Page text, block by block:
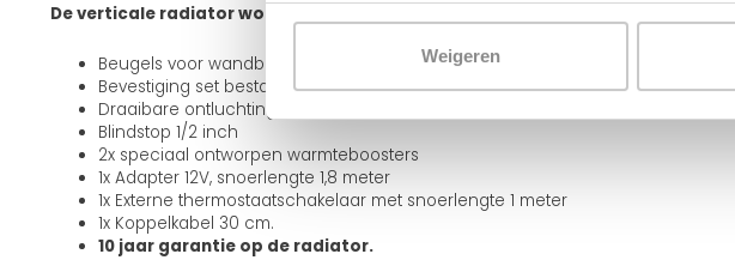
Weigeren
De verticale radiator wordt geleverd met:
Beugels voor wandbevestiging
Bevestiging set bestaande uit houtdraadbouten + pluggen
Draaibare ontluchtingsplug 1/2 inch
Blindstop 1/2 inch
2x speciaal ontworpen warmteboosters
1x Adapter 12V, snoerlengte 1,8 meter
1x Externe thermostaatschakelaar met snoerlengte 1 meter
1x Koppelkabel 30 cm.
10 jaar garantie op de radiator.